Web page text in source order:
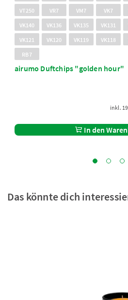
VT250
VR7 VM7 VK7
VK140
VK136 VK135 VK131
VK121
VK120 VK119 VK118
RB7
airumo Duftchips "golden hour"
inkl.
In den
Das könnte dich